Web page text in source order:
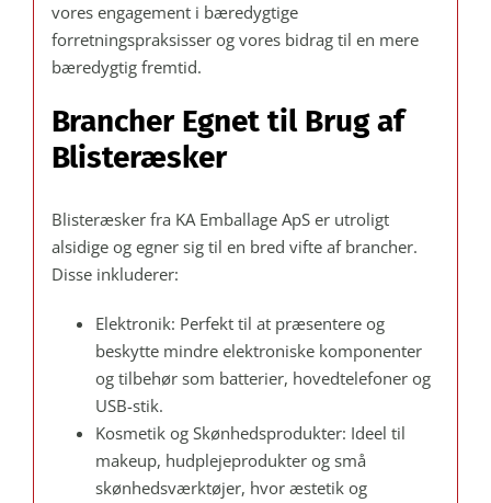
vores engagement i bæredygtige
forretningspraksisser og vores bidrag til en mere
bæredygtig fremtid.
Brancher Egnet til Brug af
Blisteræsker
Blisteræsker fra KA Emballage ApS er utroligt
alsidige og egner sig til en bred vifte af brancher.
Disse inkluderer:
Elektronik: Perfekt til at præsentere og
beskytte mindre elektroniske komponenter
og tilbehør som batterier, hovedtelefoner og
USB-stik.
Kosmetik og Skønhedsprodukter: Ideel til
makeup, hudplejeprodukter og små
skønhedsværktøjer, hvor æstetik og